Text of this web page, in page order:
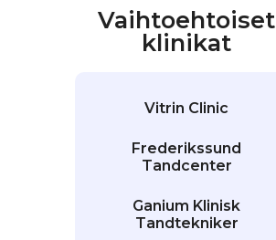
Vaihtoehtoiset
klinikat
Vitrin Clinic
Frederikssund
Tandcenter
Ganium Klinisk
Tandtekniker